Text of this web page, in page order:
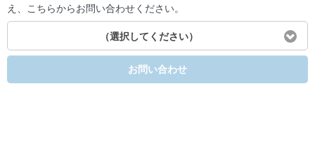
え、こちらからお問い合わせください。
（選択してください）
お問い合わせ